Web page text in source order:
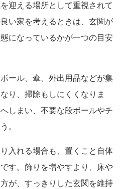
迎える場所として重視されて
い家を考えるときは、玄関が
になっているかが一つの目安
ール、傘、外出用品などが集
り、掃除もしにくくなりま
しまい、不要な段ボールやチ
。
入れる場合も、置くこと自体
す。飾りを増やすより、床や
が、すっきりした玄関を維持